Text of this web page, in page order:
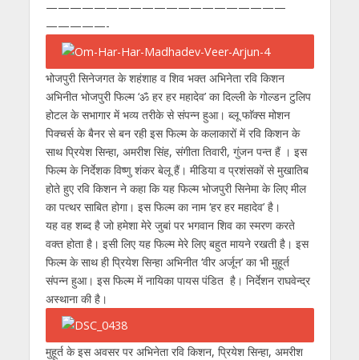
s
A
p
p
b
o
o
k
er gr
a
m
e
n
g
er
e
dI
n
l
————————————————————
—————-
भोजपुरी सिनेजगत के शहंशाह व शिव भक्त अभिनेता रवि किशन
अभिनीत भोजपुरी फिल्म ‘ॐ हर हर महादेव’ का दिल्ली के गोल्डन टुलिप
होटल के सभागार में भव्य तरीके से संपन्न हुआ। ब्लू फाॅक्स मोशन
पिक्चर्स के बैनर से बन रही इस फिल्म के कलाकारों में रवि किशन के
साथ प्रियेश सिन्हा, अमरीश सिंह, संगीता तिवारी, गुंजन पन्त हैं । इस
फिल्म के निर्देशक विष्णु शंकर बेलू हैं। मीडिया व प्रशंसकों से मुखातिब
होते हुए रवि किशन ने कहा कि यह फिल्म भोजपुरी सिनेमा के लिए मील
का पत्थर साबित होगा। इस फिल्म का नाम ‘हर हर महादेव’ है।
यह वह शब्द है जो हमेशा मेरे जुबां पर भगवान शिव का स्मरण करते
वक्त होता है। इसी लिए यह फिल्म मेरे लिए बहुत मायने रखती है। इस
फिल्म के साथ ही प्रियेश सिन्हा अभिनीत ‘वीर अर्जून’ का भी मुहूर्त
संपन्न हुआ। इस फिल्म में नायिका पायस पंडित है। निर्देशन राघवेन्द्र
अस्थाना की है।
मुहूर्त के इस अवसर पर अभिनेता रवि किशन, प्रियेश सिन्हा, अमरीश